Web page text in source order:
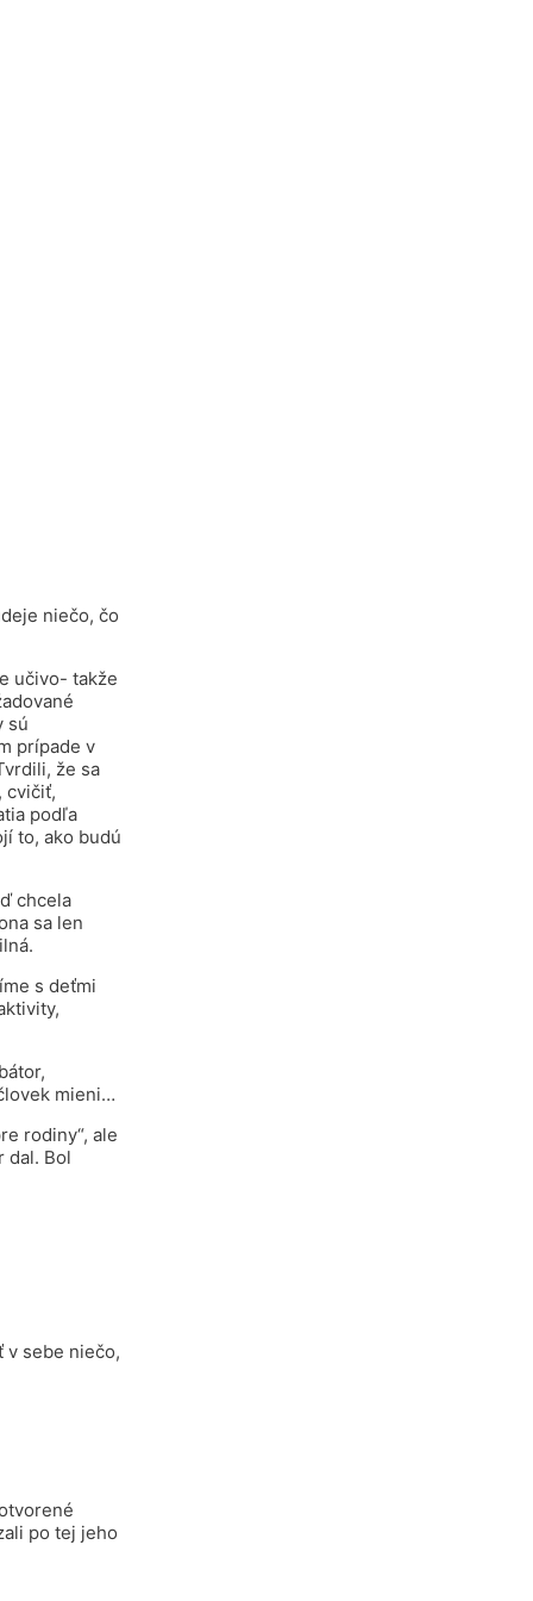
niečo, čo
učivo- takže
sú
prípade v
že sa
cvičiť,
podľa
to, ako budú
chcela
sa len
s deťmi
mieni…
rodiny“, ale
dal. Bol
v sebe niečo,
po tej jeho